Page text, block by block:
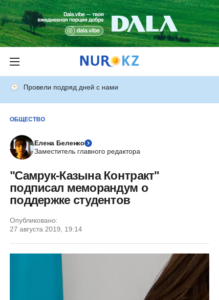
Провели подряд дней с нами
ОБЩЕСТВО
Елена Беленко
Заместитель главного редактора
"Самрук-Казына Контракт"
подписал меморандум о
поддержке студентов
Опубликовано:
27 августа 2019, 19:14